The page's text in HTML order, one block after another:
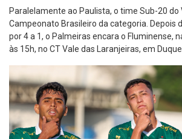
Paralelamente ao Paulista, o time Sub-20 do
Campeonato Brasileiro da categoria. Depois
por 4 a 1, o Palmeiras encara o Fluminense,
às 15h, no CT Vale das Laranjeiras, em